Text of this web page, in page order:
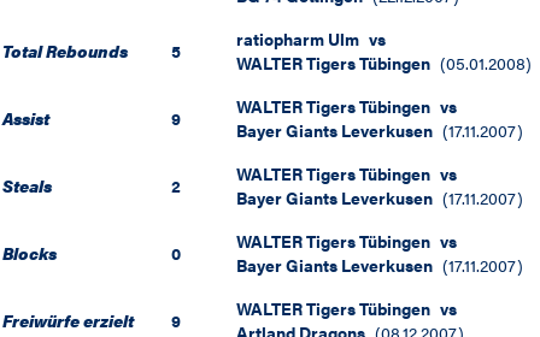
Total Rebounds 5 ratiopharm Ulm vs
WALTER Tigers Tübingen (05.01.2008)
Assist 9 WALTER Tigers Tübingen vs
Bayer Giants Leverkusen (17.11.2007)
Steals 2 WALTER Tigers Tübingen vs
Bayer Giants Leverkusen (17.11.2007)
Blocks 0 WALTER Tigers Tübingen vs
Bayer Giants Leverkusen (17.11.2007)
Freiwürfe erzielt 9 WALTER Tigers Tübingen vs